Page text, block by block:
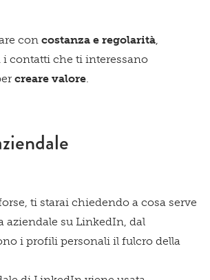
con costanza e regolarità,
contatti che ti interessano
creare valore.
ti starai chiedendo a cosa serve
aziendale su LinkedIn, dal
i profili personali il fulcro della